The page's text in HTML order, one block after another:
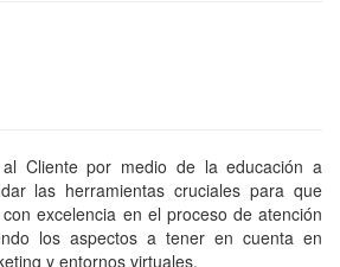
Cliente por medio de la educación a
las herramientas cruciales para que
excelencia en el proceso de atención
los aspectos a tener en cuenta en
y entornos virtuales.